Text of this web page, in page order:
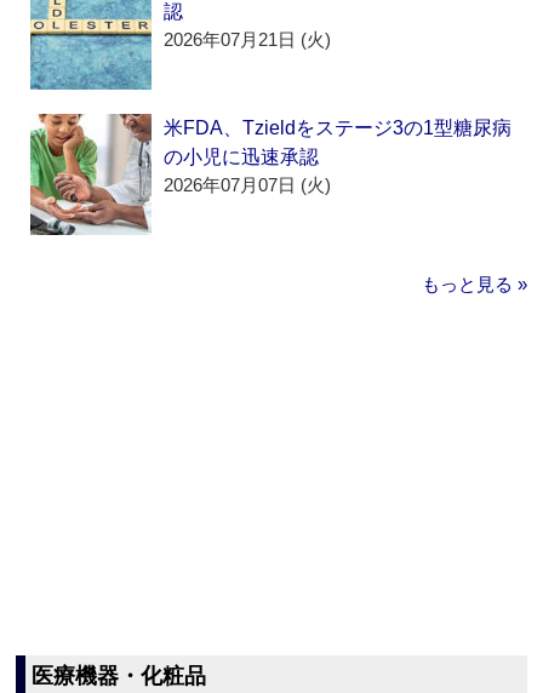
認
2026年07月21日 (火)
米FDA、Tzieldをステージ3の1型糖尿病
の小児に迅速承認
2026年07月07日 (火)
もっと見る »
医療機器・化粧品